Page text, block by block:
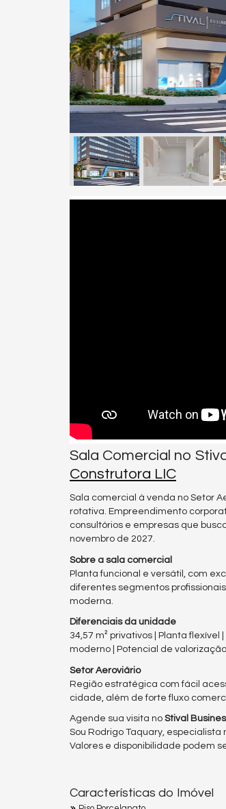
Sala Comercial no
Construtora LIC
Sala comercial à venda no Setor
rotativa. Empreendimento
consultórios e empresas que
novembro de 2027.
Sobre a sala comercial
Planta funcional e versátil, com
diferentes segmentos
moderna.
Diferenciais da unidade
34,57 m² privativos | Planta
moderno | Potencial de
Setor Aeroviário
Região estratégica com fácil
cidade, além de forte fluxo
Agende sua visita no Stival
Sou Rodrigo Taquary,
Valores e disponibilidade podem
Características do Imóvel